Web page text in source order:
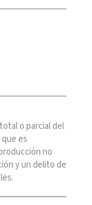
o parcial del
es
no
y un delito de